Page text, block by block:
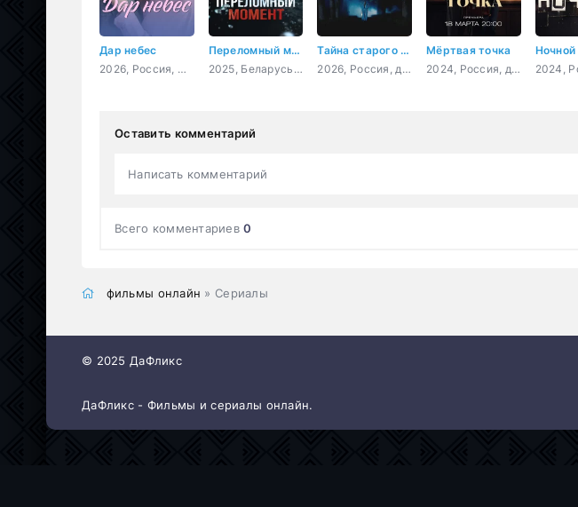
Дар небес
2026, Россия, мелодрама
Переломный момент
2025, Беларусь, драма, спорт
Тайна старого портрета
2026, Россия, детектив, мелодрама, криминал
Мёртвая точка
2024, Россия, детектив
Ночной
Оставить комментарий
Написать комментарий
Всего комментариев0
фильмы онлайн » Сериалы
© 2025 ДаФликс
ДаФликс - Фильмы и сериалы онлайн.